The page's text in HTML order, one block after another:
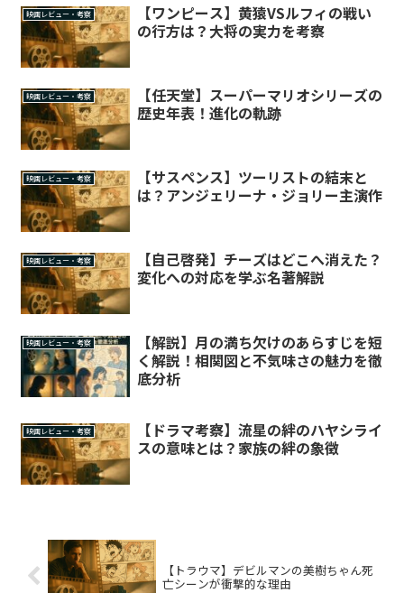
映画レビュー・考察
【ワンピース】黄猿VSルフィの戦い
の行方は？大将の実力を考察
映画レビュー・考察
【任天堂】スーパーマリオシリーズの
歴史年表！進化の軌跡
映画レビュー・考察
【サスペンス】ツーリストの結末と
は？アンジェリーナ・ジョリー主演作
映画レビュー・考察
【自己啓発】チーズはどこへ消えた？
変化への対応を学ぶ名著解説
映画レビュー・考察
【解説】月の満ち欠けのあらすじを短
く解説！相関図と不気味さの魅力を徹
底分析
映画レビュー・考察
【ドラマ考察】流星の絆のハヤシライ
スの意味とは？家族の絆の象徴
【トラウマ】デビルマンの美樹ちゃん死
亡シーンが衝撃的な理由